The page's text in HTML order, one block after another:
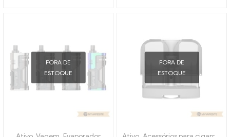
FORA DE
ESTOQUE
FORA DE
ESTOQUE